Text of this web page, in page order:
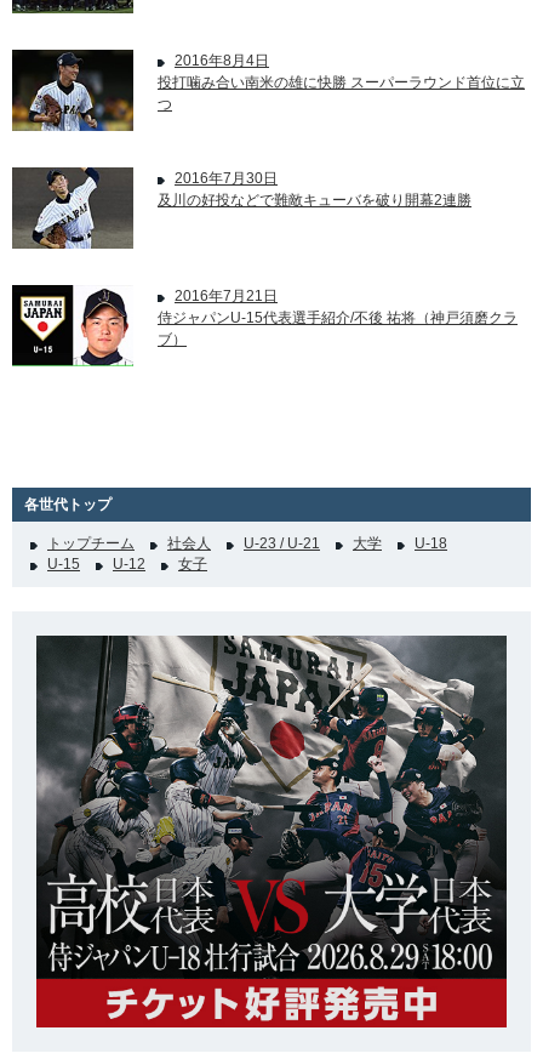
2016年8月4日
投打噛み合い南米の雄に快勝 スーパーラウンド首位に立
つ
2016年7月30日
及川の好投などで難敵キューバを破り開幕2連勝
2016年7月21日
侍ジャパンU-15代表選手紹介/不後 祐将（神戸須磨クラ
ブ）
各世代トップ
トップチーム 社会人 U-23 / U-21 大学
U-18
U-15
U-12 女子